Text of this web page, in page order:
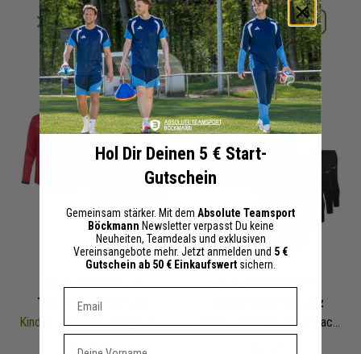
Details Merken
+ 55 Interessenten
Details Merken
+ 49 Interessenten
Nike Academy 25
Trainingsanzug Satz
Kinder
2-teilig | Trainingsjacke Trainingshose
497,80 €
Nike Academy Pro
Trainingsanzug Satz
Kinder2-teilig | Trainingsjacke Trainingshose
Hol Dir Deinen 5 € Start-
Gutschein
Gemeinsam stärker. Mit dem Absolute Teamsport
Böckmann Newsletter verpasst Du keine
Neuheiten, Teamdeals und exklusiven
Vereinsangebote mehr. Jetzt anmelden und 5 €
Gutschein ab 50 € Einkaufswert sichern.
Dein E-mail Adresse
Vorname